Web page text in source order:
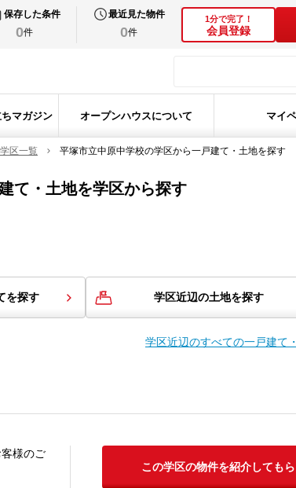
保存した条件
0件
最近見た物件
0件
1分で完了！
会員登録
マガジン オープンハウスについて マイ
区一覧 平塚市立中原中学校の学区から一戸建て・土地を探す
て・土地を学区から探す
を探す 学区近辺の土地を探す
学区近辺のすべての一戸建て
様のご
この学区の物件を紹介しても